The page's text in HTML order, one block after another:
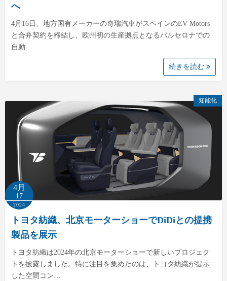
へ
4月16日、地方国有メーカーの奇瑞汽車がスペインのEV Motors
と合弁契約を締結し、欧州初の生産拠点となるバルセロナでの
自動…
続きを読む
知能化
4月
17
2024
トヨタ紡織、北京モーターショーでDiDiとの提携
製品を展示
トヨタ紡織は2024年の北京モーターショーで新しいプロジェク
トを披露しました。特に注目を集めたのは、トヨタ紡織が提示
した空間コン…